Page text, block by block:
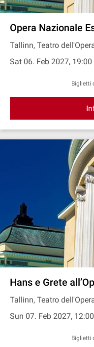
Opera Nazionale
Tallinn, Teatro
Sat 06. Feb 2027, 19:00
Biglietti
Hans e Grete
Tallinn, Teatro
Sun 07. Feb 2027, 12:00
Biglietti